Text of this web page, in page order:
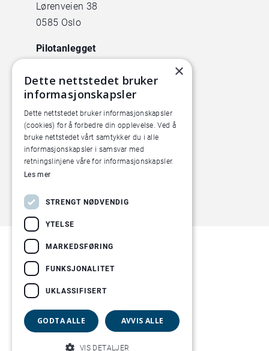
Lørenveien 38
0585 Oslo
Pilotanlegget
inngang B
×
Dette nettstedet bruker
informasjonskapsler
Dette nettstedet bruker informasjonskapsler
(cookies) for å forbedre din opplevelse. Ved å
bruke nettstedet vårt samtykker du i alle
informasjonskapsler i samsvar med
retningslinjene våre for informasjonskapsler.
Les mer
STRENGT NØDVENDIG
YTELSE
MARKEDSFØRING
FUNKSJONALITET
UKLASSIFISERT
GODTA ALLE AVVIS ALLE
VIS DETALJER